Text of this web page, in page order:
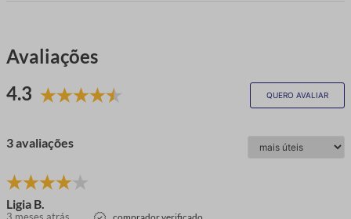
Avaliações
4.3
QUERO AVALIAR
3 avaliações
Ligia B.
3 meses atrás comprador verificado